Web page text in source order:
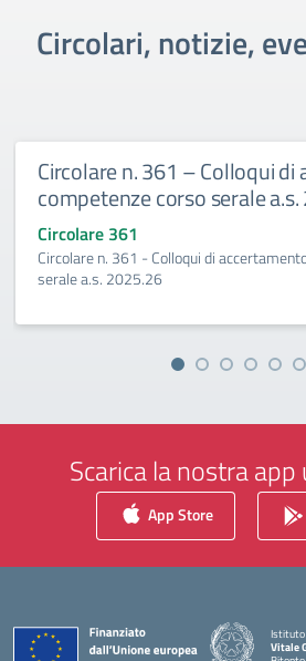
Circolari, notizie,
Circolare n. 361 – Colloqui
competenze corso serale
Circolare 361
Circolare n. 361 - Colloqui di
serale a.s. 2025.26
Scarica la nostra
App Store
Istituto
Vitale